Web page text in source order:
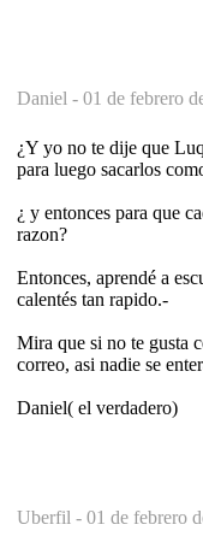
Daniel - 01 de febrero
¿Y yo no te dije que
para luego sacarlos
¿ y entonces para que
razon?
Entonces, aprendé a
calentés tan rapido.-
Mira que si no te gusta
correo, asi nadie se
Daniel( el verdadero)
Uberfil - 01 de febrero